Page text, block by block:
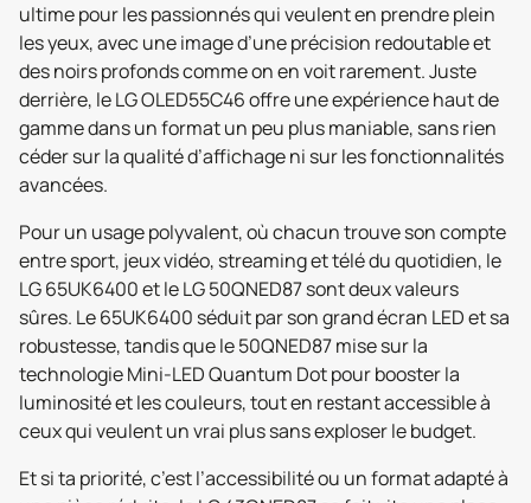
ultime pour les passionnés qui veulent en prendre plein
les yeux, avec une image d’une précision redoutable et
des noirs profonds comme on en voit rarement. Juste
derrière, le LG OLED55C46 offre une expérience haut de
gamme dans un format un peu plus maniable, sans rien
céder sur la qualité d’affichage ni sur les fonctionnalités
avancées.
Pour un usage polyvalent, où chacun trouve son compte
entre sport, jeux vidéo, streaming et télé du quotidien, le
LG 65UK6400 et le LG 50QNED87 sont deux valeurs
sûres. Le 65UK6400 séduit par son grand écran LED et sa
robustesse, tandis que le 50QNED87 mise sur la
technologie Mini-LED Quantum Dot pour booster la
luminosité et les couleurs, tout en restant accessible à
ceux qui veulent un vrai plus sans exploser le budget.
Et si ta priorité, c’est l’accessibilité ou un format adapté à